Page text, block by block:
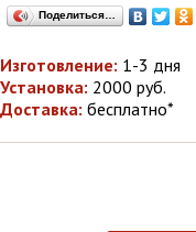
Поделиться…
Изготовление: 1-3 дня
Установка: 2000 руб.
Доставка: бесплатно*